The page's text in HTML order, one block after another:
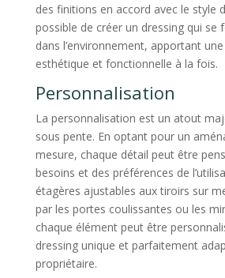
des finitions en accord avec le style
possible de créer un dressing qui se
dans l’environnement, apportant
esthétique et fonctionnelle à la fois.
Personnalisation
La personnalisation est un atout
sous pente. En optant pour un
mesure, chaque détail peut être
besoins et des préférences de
étagères ajustables aux tiroirs sur
par les portes coulissantes ou les
chaque élément peut être
dressing unique et parfaitement
propriétaire.